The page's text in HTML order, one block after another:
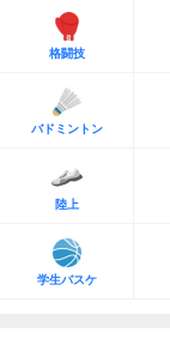
格闘技
バドミントン
陸上
学生バスケ